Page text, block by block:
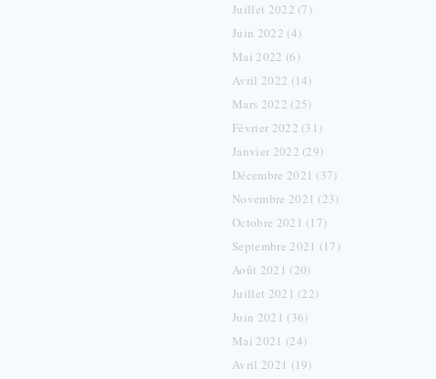
Juillet 2022 (7)
Juin 2022 (4)
Mai 2022 (6)
Avril 2022 (14)
Mars 2022 (25)
Février 2022 (31)
Janvier 2022 (29)
Décembre 2021 (37)
Novembre 2021 (23)
Octobre 2021 (17)
Septembre 2021 (17)
Août 2021 (20)
Juillet 2021 (22)
Juin 2021 (36)
Mai 2021 (24)
Avril 2021 (19)